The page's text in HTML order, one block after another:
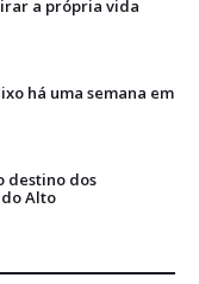
a própria vida
há uma semana em
destino dos
Alto